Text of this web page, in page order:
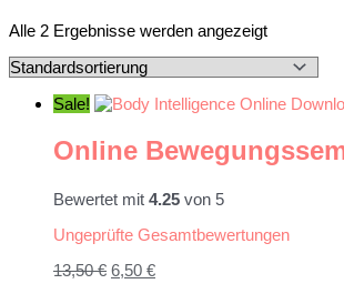
Alle 2 Ergebnisse werden angezeigt
Sale!
Online
Bewertet mit 4.25 von 5
Ungeprüfte Gesamtbewertungen
13,50€ Ursprünglicher
6,50 €Aktueller